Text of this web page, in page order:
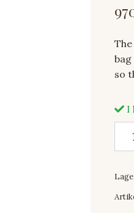
so
I